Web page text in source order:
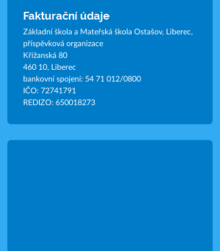
Fakturační údaje
Základní škola a Mateřská škola Ostašov, Liberec,
příspěvková organizace
Křižanská 80
460 10, Liberec
bankovní spojení: 54 71 012/0800
IČO: 72741791
REDIZO: 650018273